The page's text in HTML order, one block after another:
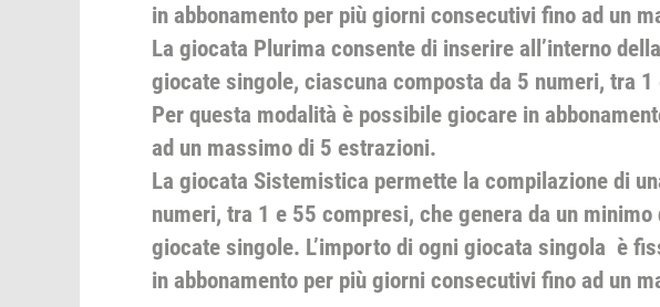
in abbonamento per più giorni consecutivi fino ad un
La giocata Plurima consente di inserire all’interno
giocate singole, ciascuna composta da 5 numeri, tra
Per questa modalità è possibile giocare in
ad un massimo di 5 estrazioni.
La giocata Sistemistica permette la compilazione di
numeri, tra 1 e 55 compresi, che genera da un
giocate singole. L’importo di ogni giocata singola è
in abbonamento per più giorni consecutivi fino ad un